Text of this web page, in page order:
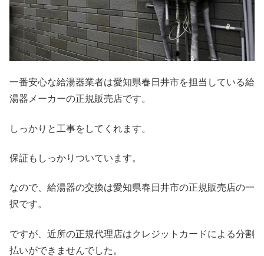
一番安心な給湯器業者は愛知県春日井市を担当している給
湯器メーカーの正規販売店です。
しっかりと工事をしてくれます。
保証もしっかりついています。
なので、給湯器の交換は愛知県春日井市の正規販売店の一
択です。
ですが、近所の正規代理店はクレジットカードによる分割
払いができませんでした。